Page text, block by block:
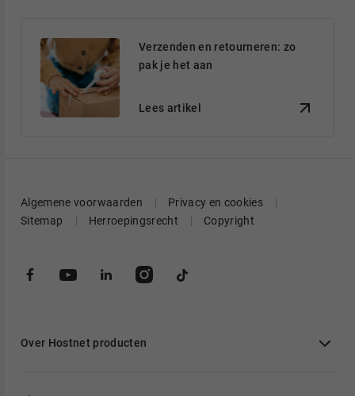
Verzenden en retourneren: zo
pak je het aan
Lees artikel
Algemene voorwaarden
Privacy en cookies
Sitemap
Herroepingsrecht Copyright
Over Hostnet producten